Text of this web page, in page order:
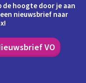
hoogte door je aan
nieuwsbrief naar
VO